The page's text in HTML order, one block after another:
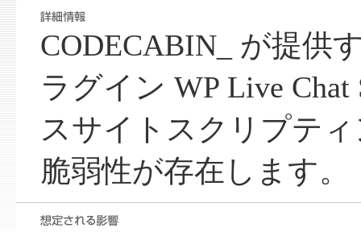
CODECABIN_ が提供
ラグイン WP Live
スサイトスクリプテ
脆弱性が存在します。